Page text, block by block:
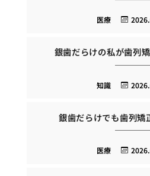
医療
銀歯だらけの私が歯列
知識
銀歯だらけでも歯列矯
医療